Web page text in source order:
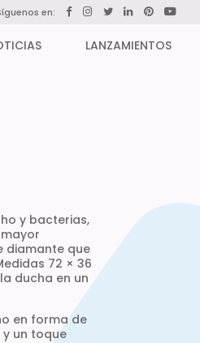
en:
LANZAMIENTOS
y bacterias,
diamante que
72 × 36
ducha en un
en forma de
un toque